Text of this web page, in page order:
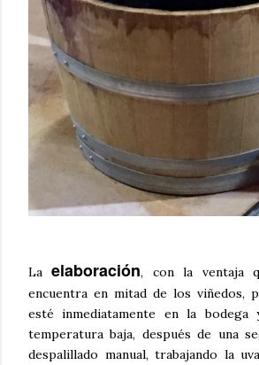
Laelaboración, con la ventaja
encuentra en mitad de los viñedos,
esté inmediatamente en la bodega
temperatura baja, después de una
despalillado manual, trabajando la